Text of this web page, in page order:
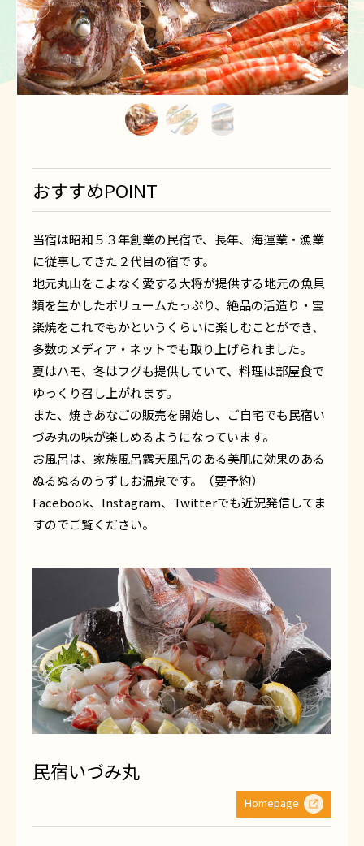
おすすめPOINT
当宿は昭和５３年創業の民宿で、長年、海運業・漁業
に従事してきた２代目の宿です。
地元丸山をこよなく愛する大将が提供する地元の魚貝
類を生かしたボリュームたっぷり、絶品の活造り・宝
楽焼をこれでもかというくらいに楽しむことができ、
多数のメディア・ネットでも取り上げられました。
夏はハモ、冬はフグも提供していて、料理は部屋食で
ゆっくり召し上がれます。
また、焼きあなごの販売を開始し、ご自宅でも民宿い
づみ丸の味が楽しめるようになっています。
お風呂は、家族風呂露天風呂のある美肌に効果のある
ぬるぬるのうずしお温泉です。（要予約）
Facebook、Instagram、Twitterでも近況発信してま
すのでご覧ください。
民宿いづみ丸
Homepage